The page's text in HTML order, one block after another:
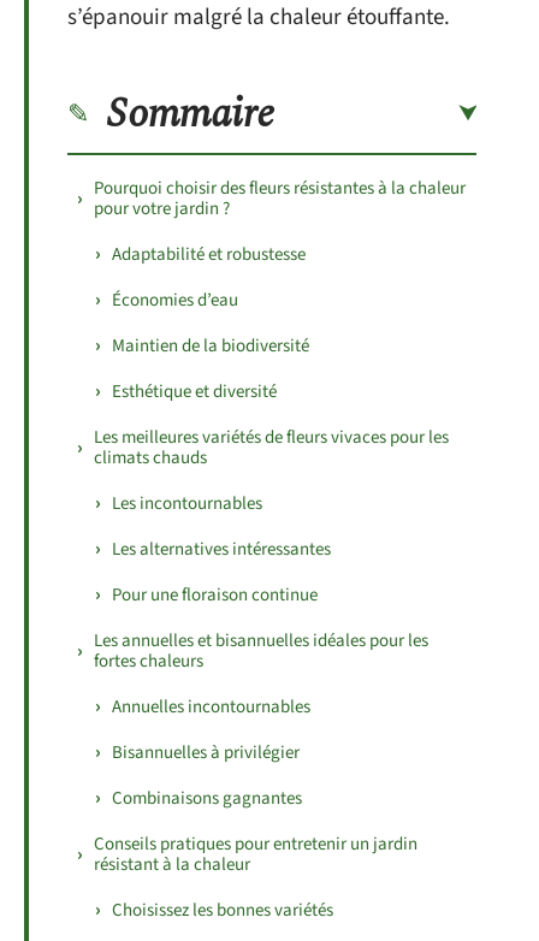
s’épanouir malgré la chaleur étouffante.
Sommaire
Pourquoi choisir des fleurs résistantes à la chaleur
pour votre jardin ?
Adaptabilité et robustesse
Économies d’eau
Maintien de la biodiversité
Esthétique et diversité
Les meilleures variétés de fleurs vivaces pour les
climats chauds
Les incontournables
Les alternatives intéressantes
Pour une floraison continue
Les annuelles et bisannuelles idéales pour les
fortes chaleurs
Annuelles incontournables
Bisannuelles à privilégier
Combinaisons gagnantes
Conseils pratiques pour entretenir un jardin
résistant à la chaleur
Choisissez les bonnes variétés